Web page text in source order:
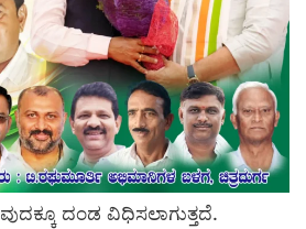
ದಂಡ ವಿಧಿಸಲಾಗುತ್ತದೆ.